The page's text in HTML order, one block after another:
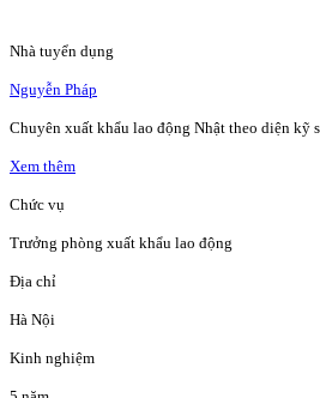
Nhà tuyển dụng
Nguyễn Pháp
Chuyên xuất khẩu lao động Nhật theo diện kỹ
Xem thêm
Chức vụ
Trưởng phòng xuất khẩu lao động
Địa chỉ
Hà Nội
Kinh nghiệm